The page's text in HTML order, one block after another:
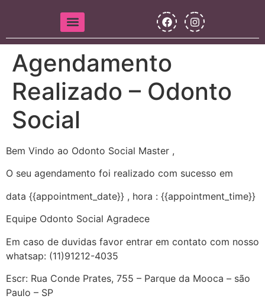
Agendamento
Realizado – Odonto
Social
Bem Vindo ao Odonto Social Master ,
O seu agendamento foi realizado com sucesso em
data {{appointment_date}} , hora : {{appointment_time}}
Equipe Odonto Social Agradece
Em caso de duvidas favor entrar em contato com nosso
whatsap: (11)91212-4035
Escr: Rua Conde Prates, 755 – Parque da Mooca – são
Paulo – SP